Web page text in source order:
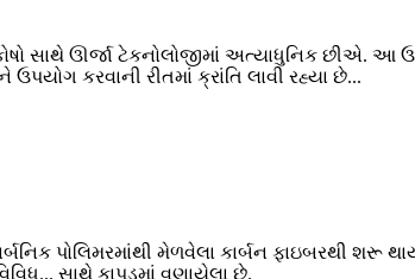
સાથે ઊર્જા ટેકનોલોજીમાં અત્યાધુનિક છીએ. આ
કરવાની રીતમાં ક્રાંતિ લાવી રહ્યા છે...
પોલિમરમાંથી મેળવેલા કાર્બન ફાઇબરથી
સાથે કાપડમાં વણાયેલા છે.